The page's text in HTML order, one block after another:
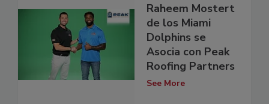
Raheem Mostert
de los Miami
Dolphins se
Asocia con Peak
Roofing Partners
See More